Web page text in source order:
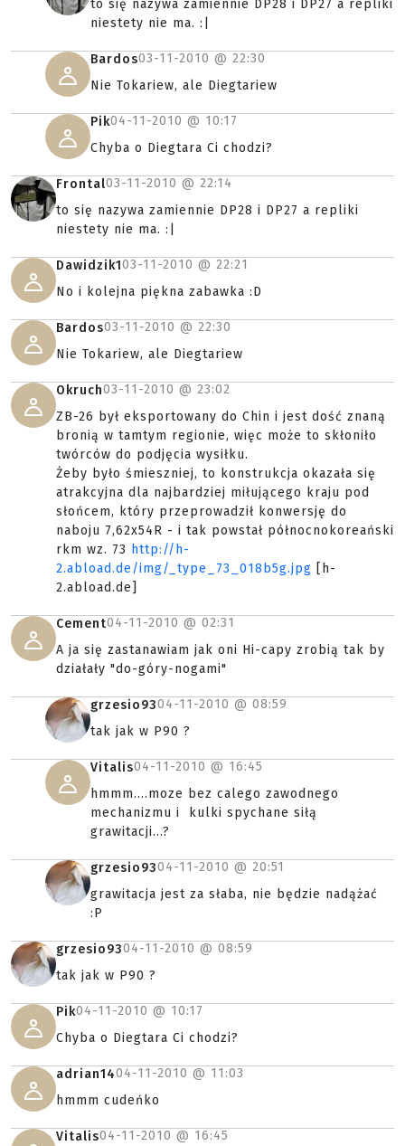
to się nazywa zamiennie DP28 i DP27 a repliki
niestety nie ma. :|
Bardos03-11-2010 @ 22:30
Nie Tokariew, ale Diegtariew
Pik04-11-2010 @ 10:17
Chyba o Diegtara Ci chodzi?
Frontal03-11-2010 @ 22:14
to się nazywa zamiennie DP28 i DP27 a repliki
niestety nie ma. :|
Dawidzik103-11-2010 @ 22:21
No i kolejna piękna zabawka :D
Bardos03-11-2010 @ 22:30
Nie Tokariew, ale Diegtariew
Okruch03-11-2010 @ 23:02
ZB-26 był eksportowany do Chin i jest dość znaną
bronią w tamtym regionie, więc może to skłoniło
twórców do podjęcia wysiłku.
Żeby było śmieszniej, to konstrukcja okazała się
atrakcyjna dla najbardziej miłującego kraju pod
słońcem, który przeprowadził konwersję do
naboju 7,62x54R - i tak powstał północnokoreański
rkm wz. 73 http://h-
2.abload.de/img/_type_73_018b5g.jpg [h-
2.abload.de]
Cement04-11-2010 @ 02:31
A ja się zastanawiam jak oni Hi-capy zrobią tak by
działały "do-góry-nogami"
grzesio9304-11-2010 @ 08:59
tak jak w P90 ?
Vitalis04-11-2010 @ 16:45
hmmm....moze bez calego zawodnego
mechanizmu i kulki spychane siłą
grawitacji...?
grzesio9304-11-2010 @ 20:51
grawitacja jest za słaba, nie będzie nadążać
:P
grzesio9304-11-2010 @ 08:59
tak jak w P90 ?
Pik04-11-2010 @ 10:17
Chyba o Diegtara Ci chodzi?
adrian1404-11-2010 @ 11:03
hmmm cudeńko
Vitalis04-11-2010 @ 16:45